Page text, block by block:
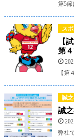
第5節
ス
【
第
【第
誠
誠
弊社